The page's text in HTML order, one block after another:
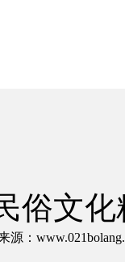
俗文
：